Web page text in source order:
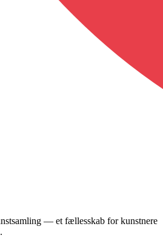
— et fællesskab for kunstnere